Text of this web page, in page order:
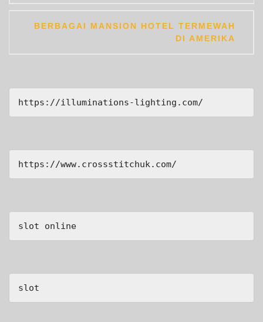
BERBAGAI MANSION HOTEL TERMEWAH
DI AMERIKA
https://illuminations-lighting.com/
https://www.crossstitchuk.com/
slot online
slot